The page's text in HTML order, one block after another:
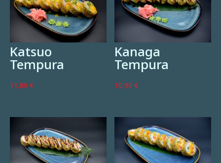
Katsuo
Tempura
11,80€
Kanaga
Tempura
10,90€